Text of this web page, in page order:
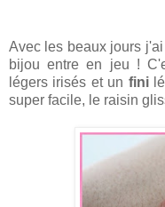
Avec les beaux jours
bijou entre en jeu !
légers irisés et un fini
super facile, le raisin